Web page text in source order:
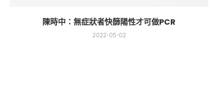
陳時中：無症狀者快篩陽性才可做PCR
2022-05-02